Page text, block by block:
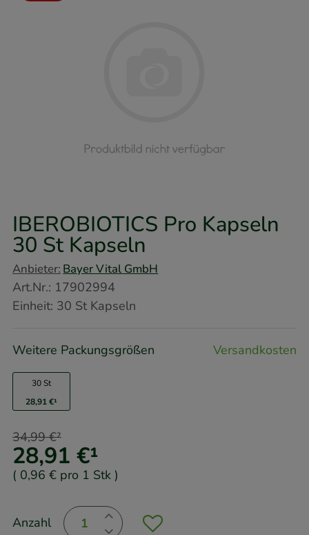
IBEROBIOTICS Pro Kapseln
30 St Kapseln
Anbieter: Bayer Vital GmbH
Art.Nr.: 17902994
Einheit: 30 StKapseln
Weitere Packungsgrößen Versandkosten
30 St
28,91 €¹
28,91 €¹
34,99 €²
( 0,96 € pro 1 Stk )
Anzahl